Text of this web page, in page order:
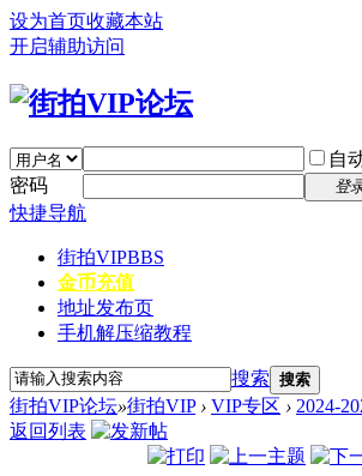
设为首页收藏本站
开启辅助访问
自
密码
登
快捷导航
街拍VIPBBS
金币充值
地址发布页
手机解压缩教程
搜索 搜索
街拍VIP论坛»街拍VIP › VIP专区 › 2024-
返回列表